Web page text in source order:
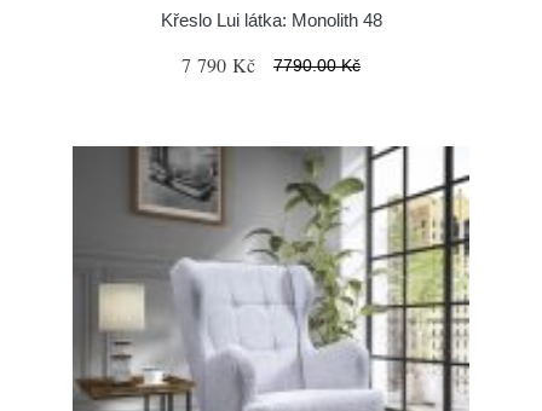
Křeslo Lui látka: Monolith 48
7 790 Kč 7790.00 Kč